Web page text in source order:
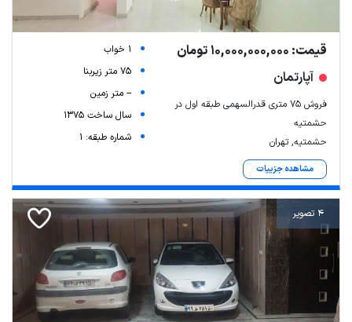
قیمت: 10,000,000,000 تومان
آپارتمان
فروش ۷۵ متری قدرالسهمی طبقه اول در
حشمتیه
حشمتیه, تهران
مشاهده جزییات
1 خواب
75 متر زیربنا
-- متر زمین
سال ساخت 1375
شماره طبقه: 1
4 تصویر